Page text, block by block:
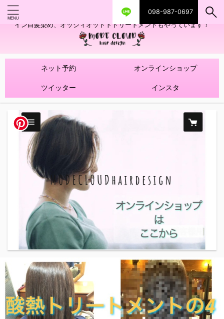
098-987-0697
艶ツヤヘアカラー！髪質改善トリートメントやハイライトを使ったデザ
イン白髪染め、オッジィオットトトリートメントもやっています！
ネット予約 オンラインショップ
ツイッター インスタ